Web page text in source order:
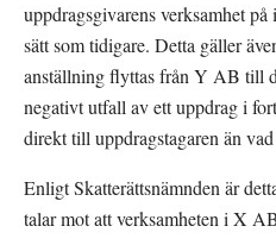
uppdragsgivarens verksamhet på
sätt som tidigare. Detta gäller
anställning flyttas från Y AB till
negativt utfall av ett uppdrag i
direkt till uppdragstagaren än
Enligt Skatterättsnämnden är
talar mot att verksamheten i X